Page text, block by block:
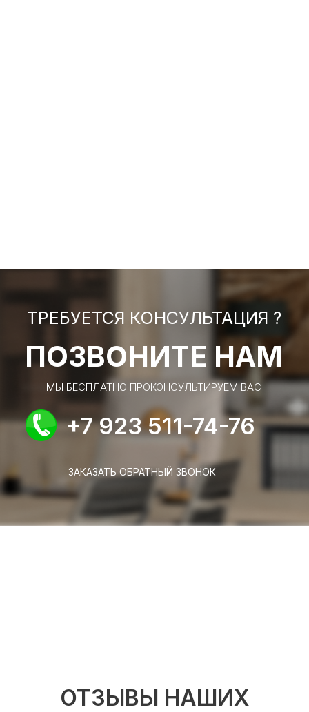
ТРЕБУЕТСЯ КОНСУЛЬТАЦИЯ ?
ПОЗВОНИТЕ НАМ
МЫ БЕСПЛАТНО ПРОКОНСУЛЬТИРУЕМ ВАС
+7 923 511-74-76
ЗАКАЗАТЬ ОБРАТНЫЙ ЗВОНОК
ОТЗЫВЫ НАШИХ